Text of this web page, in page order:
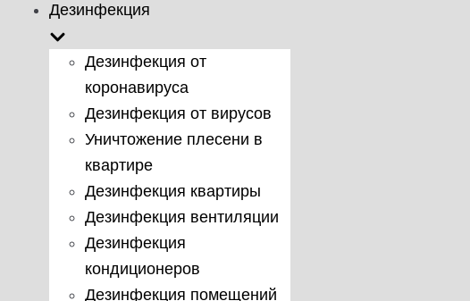
Дезинфекция
Дезинфекция от
коронавируса
Дезинфекция от вирусов
Уничтожение плесени в
квартире
Дезинфекция квартиры
Дезинфекция вентиляции
Дезинфекция
кондиционеров
Дезинфекция помещений